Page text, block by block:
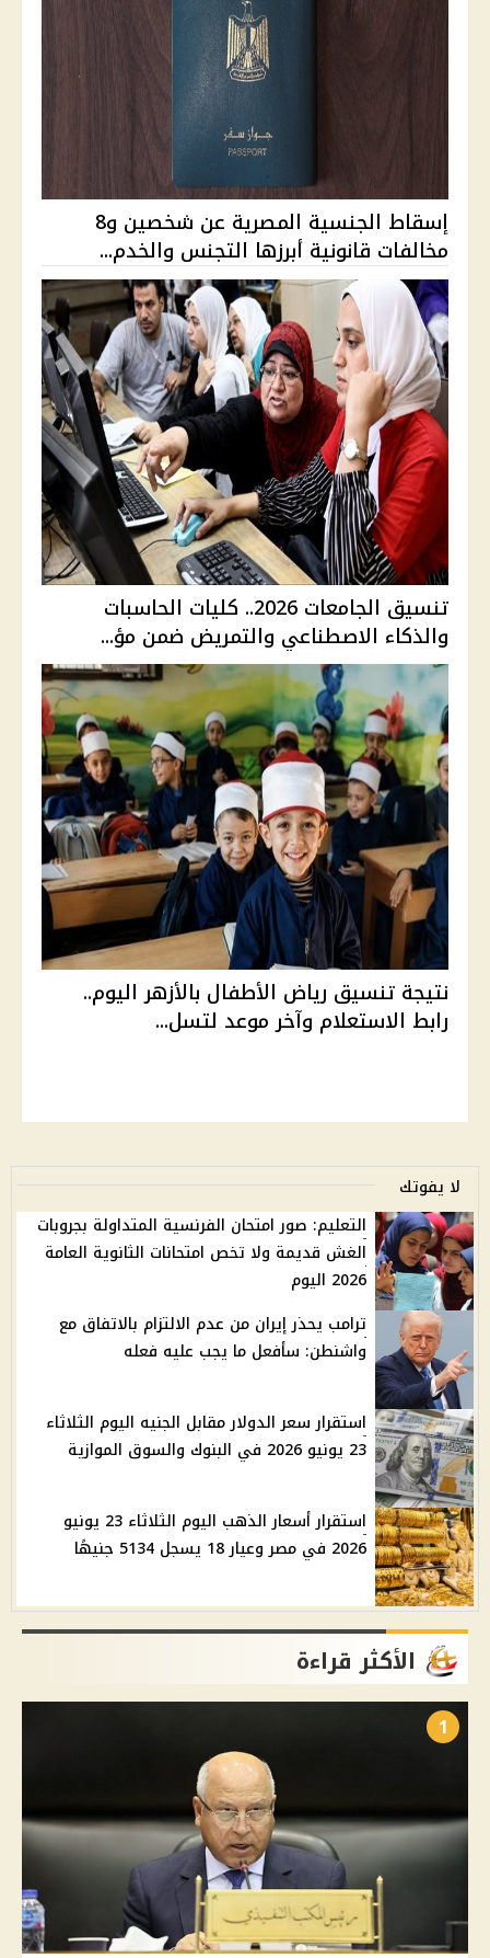
إسقاط الجنسية المصرية عن شخصين و8
مخالفات قانونية أبرزها التجنس والخدم...
تنسيق الجامعات 2026.. كليات الحاسبات
والذكاء الاصطناعي والتمريض ضمن مؤ...
نتيجة تنسيق رياض الأطفال بالأزهر اليوم..
رابط الاستعلام وآخر موعد لتسل...
لا يفوتك
التعليم: صور امتحان الفرنسية المتداولة بجروبات
الغش قديمة ولا تخص امتحانات الثانوية العامة
2026 اليوم
ترامب يحذر إيران من عدم الالتزام بالاتفاق مع
واشنطن: سأفعل ما يجب عليه فعله
استقرار سعر الدولار مقابل الجنيه اليوم الثلاثاء
23 يونيو 2026 في البنوك والسوق الموازية
استقرار أسعار الذهب اليوم الثلاثاء 23 يونيو
2026 في مصر وعيار 18 يسجل 5134 جنيهًا
الأكثر قراءة
1